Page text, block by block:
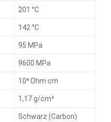
201 °C
142 °C
95 MPa
9600 MPa
10⁴ Ohm·cm
1,17 g/cm³
Schwarz (Carbon)